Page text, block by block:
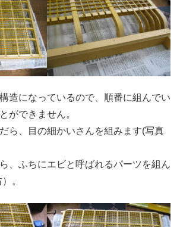
造になっているので、順番に組んでい
ができません。
ら、目の細かいさんを組みます(写真
、ふちにエビと呼ばれるパーツを組ん
。